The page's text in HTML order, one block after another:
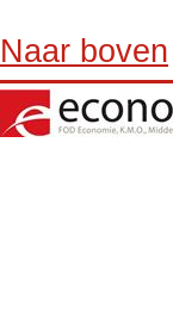
Naar boven